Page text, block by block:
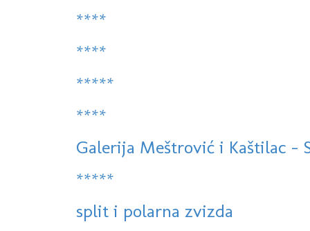
****
****
*****
****
Galerija Meštrović i Kaštilac -
*****
split i polarna zvizda